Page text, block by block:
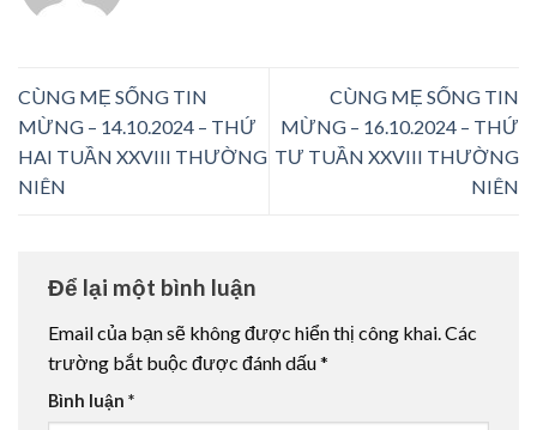
CÙNG MẸ SỐNG TIN
MỪNG – 14.10.2024 – THỨ
HAI TUẦN XXVIII THƯỜNG
NIÊN
CÙNG MẸ SỐNG TIN
MỪNG – 16.10.2024 – THỨ
TƯ TUẦN XXVIII THƯỜNG
NIÊN
Để lại một bình luận
Email của bạn sẽ không được hiển thị công khai.Các
trường bắt buộc được đánh dấu*
Bình luận *